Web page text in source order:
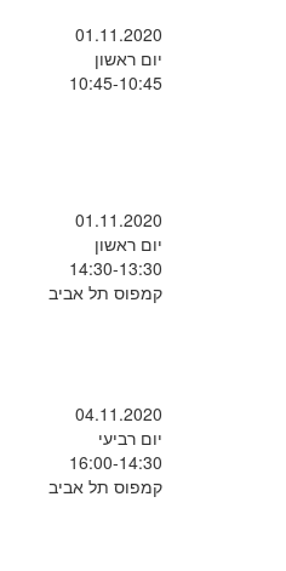
01.11.2020
יום ראשון
10:45-10:45
01.11.2020
יום ראשון
14:30-13:30
קמפוס תל אביב
04.11.2020
יום רביעי
16:00-14:30
קמפוס תל אביב